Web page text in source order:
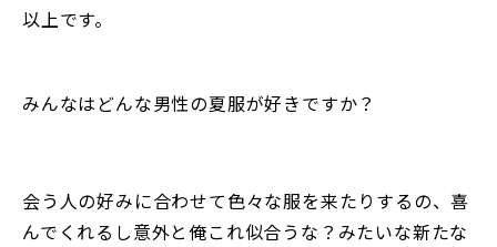
以上です。
みんなはどんな男性の夏服が好きですか？
会う人の好みに合わせて色々な服を来たりするの、喜
んでくれるし意外と俺これ似合うな？みたいな新たな